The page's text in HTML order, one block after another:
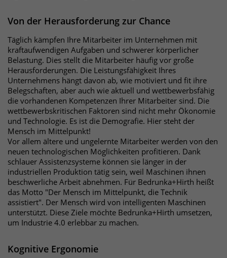
Von der Herausforderung zur Chance
Täglich kämpfen Ihre Mitarbeiter im Unternehmen mit
kraftaufwendigen Aufgaben und schwerer körperlicher
Belastung. Dies stellt die Mitarbeiter häufig vor große
Herausforderungen. Die Leistungsfähigkeit Ihres
Unternehmens hängt davon ab, wie motiviert und fit ihre
Belegschaften, aber auch wie aktuell und wettbewerbsfähig
die vorhandenen Kompetenzen Ihrer Mitarbeiter sind. Die
wettbewerbskritischen Faktoren sind nicht mehr Ökonomie
und Technologie. Es ist die Demografie. Hier steht der
Mensch im Mittelpunkt!
Vor allem ältere und ungelernte Mitarbeiter werden von den
neuen technologischen Möglichkeiten profitieren. Dank
schlauer Assistenzsysteme können sie länger in der
industriellen Produktion tätig sein, weil Maschinen ihnen
beschwerliche Arbeit abnehmen. Für Bedrunka+Hirth heißt
das Motto "Der Mensch im Mittelpunkt, die Technik
assistiert". Der Mensch wird von intelligenten Maschinen
unterstützt. Diese Ziele möchte Bedrunka+Hirth umsetzen,
um Industrie 4.0 erlebbar zu machen.
Kognitive Ergonomie
Informationen anonym und weisen
eine randoly generierte Nummer zu,
um eindeutige Besucher zu
identifizieren. Die Daten werde lokal
auf unserem Server gespeichert und
sind damit externen Unternehmen
unzugänglich.
Name _pk_ref
Anbieter Matomo
Laufzeit 6 Monate
Das Cookie wird von Matomo
instralliert. Das Cookie wird verwendet,
um Besucher-, Sitzungs- und
Kampagnendaten zu berechnen und
verfolgen. Die Cookies speichern